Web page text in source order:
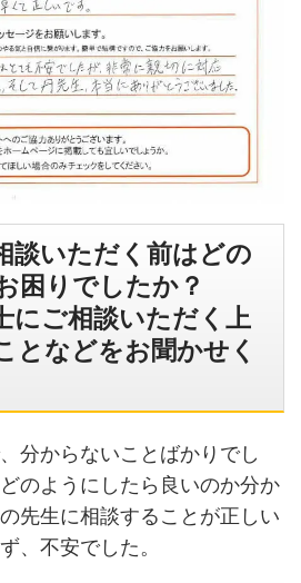
談いただく前はどの
困りでしたか？
にご相談いただく上
となどをお聞かせく
分からないことばかりでし
のようにしたら良いのか分か
先生に相談することが正しい
、不安でした。